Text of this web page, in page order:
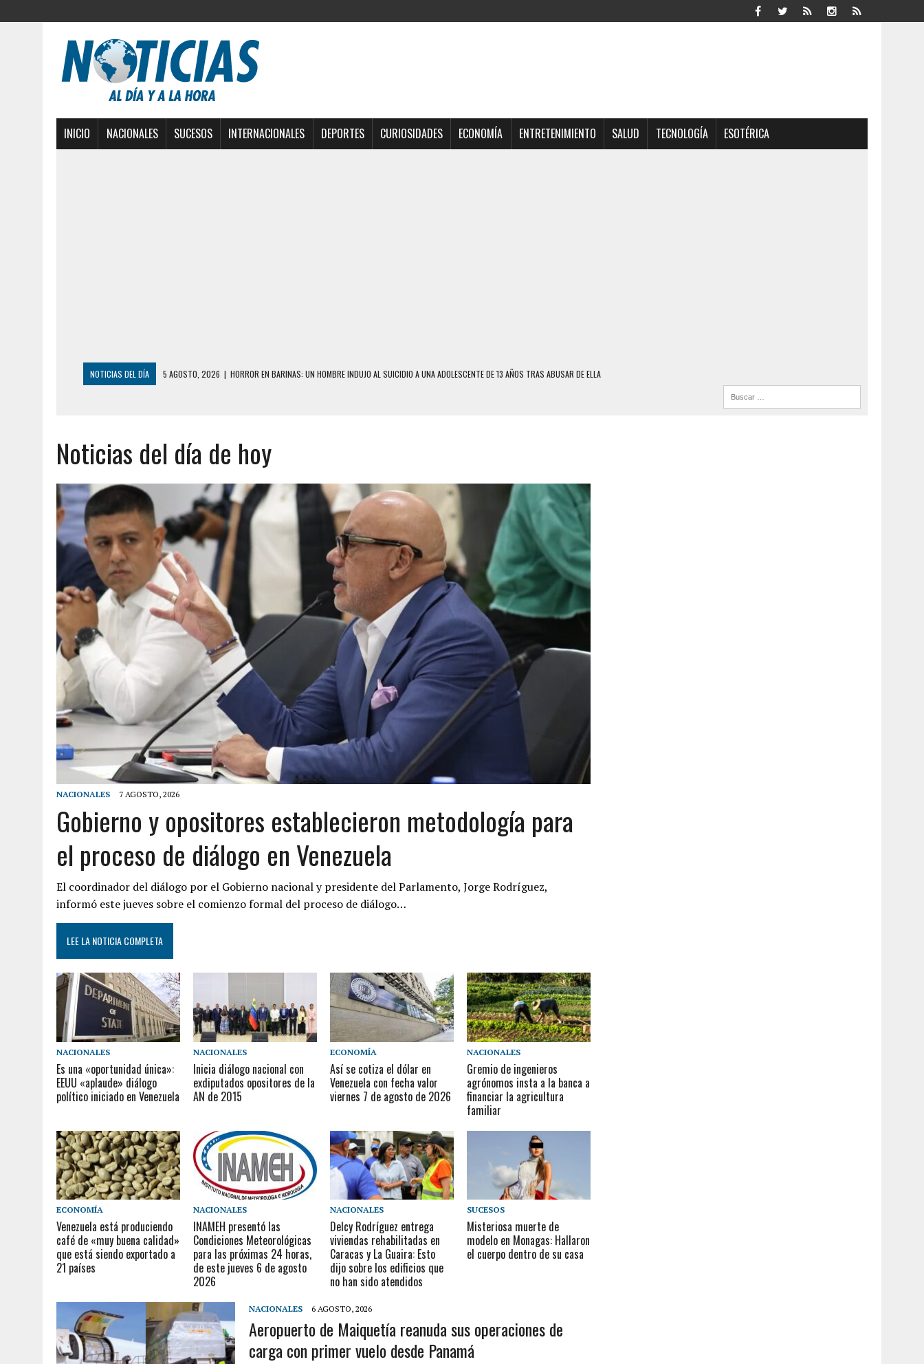
INICIO NACIONALES SUCESOS INTERNACIONALES DEPORTES CURIOSIDADES ECONOMÍA ENTRETENIMIENTO SALUD TECNOLOGÍA ESOTÉRICA
NOTICIAS DEL DÍA 5 AGOSTO, 2026 | HORROR EN BARINAS: UN HOMBRE INDUJO AL SUICIDIO A UNA ADOLESCENTE DE 13 AÑOS TRAS ABUSAR DE ELLA
3 AGOSTO, 2026
YARACUY: INTENTÓ DESCONECTAR SU NEVERA MIENTRAS LA CASA SE INUNDABA
2 AGOSTO, 2026 | AYUDABA A PERSONAS EN SITUACIÓN DE CALLE Y MURIÓ A MANOS DE VARIOS DE ELLOS EN MATURÍN
2 AGOSTO, 2026 | COLAPSÓ TECHO DE UNA VIVIENDA EN EL CENTRO DE CARACAS CON MÁS DE 20 PERSONAS ADENTRO
2 AGOSTO, 2026 |
FALCÓN: MUJER ATACÓ CON UN CUCHILLO A SUS HIJOS, UNO PERDIÓ LA VIDA
6 AGOSTO, 2026
MISTERIOSA MUERTE DE MODELO EN MONAGAS: HALLARON EL CUERPO DENTRO DE SU CASA
6 AGOSTO, 2026
BARINAS: ADOLESCENTE SE QUITÓ LA VIDA TRAS SER ACOSADA Y ABUSADA POR LA PAREJA DE SU ABUELA
6 AGOSTO, 2026
|
CONMOCIÓN EN COLORADO POR ASESINATO DE UNA ADOLESCENTE VENEZOLANA EN REUNIÓN CON AMIGOS
5 AGOSTO, 2026
PRESUNTO BROTE PSICÓTICO POR FALTA DE TRATAMIENTO DESENCADENÓ TRAGEDIA FAMILIAR
Noticias del día de hoy
NACIONALES 7 AGOSTO, 2026
Gobierno y opositores establecieron metodología para
el proceso de diálogo en Venezuela
El coordinador del diálogo por el Gobierno nacional y presidente del Parlamento, Jorge Rodríguez,
informó este jueves sobre el comienzo formal del proceso de diálogo…
LEE LA NOTICIA COMPLETA
NACIONALES
Es una «oportunidad única»:
EEUU «aplaude» diálogo
político iniciado en Venezuela
NACIONALES
Inicia diálogo nacional con
exdiputados opositores de la
AN de 2015
ECONOMÍA
Así se cotiza el dólar en
Venezuela con fecha valor
viernes 7 de agosto de 2026
NACIONALES
Gremio de ingenieros
agrónomos insta a la banca a
financiar la agricultura
familiar
ECONOMÍA
Venezuela está produciendo
café de «muy buena calidad»
que está siendo exportado a
21 países
NACIONALES
INAMEH presentó las
Condiciones Meteorológicas
para las próximas 24 horas,
de este jueves 6 de agosto
2026
NACIONALES
Delcy Rodríguez entrega
viviendas rehabilitadas en
Caracas y La Guaira: Esto
dijo sobre los edificios que
no han sido atendidos
SUCESOS
Misteriosa muerte de
modelo en Monagas: Hallaron
el cuerpo dentro de su casa
NACIONALES 6 AGOSTO, 2026
Aeropuerto de Maiquetía reanuda sus operaciones de
carga con primer vuelo desde Panamá